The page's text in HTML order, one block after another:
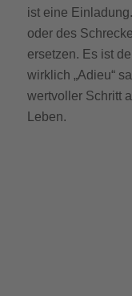
ist eine
oder des
ersetzen. Es ist
wirklich „Adieu“
wertvoller Schritt
Leben.